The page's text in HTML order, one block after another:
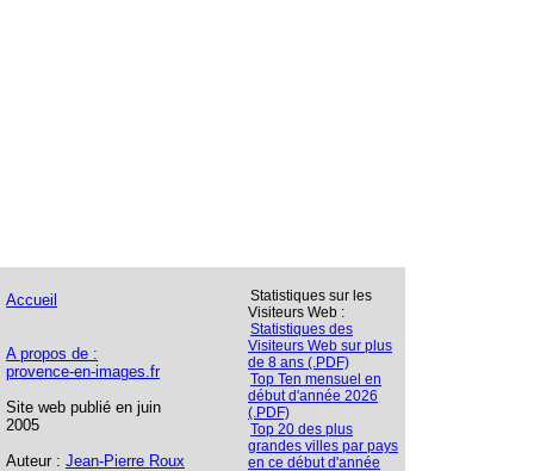
Accueil
A propos de :
provence-en-images.fr
Site web publié en juin
2005
Auteur : Jean-Pierre Roux
Statistiques sur les
Visiteurs Web :
Statistiques des
Visiteurs Web sur plus
de 8 ans (.PDF)
Top Ten mensuel en
début d'année 2026
(.PDF)
Top 20 des plus
grandes villes par pays
en ce début d'année